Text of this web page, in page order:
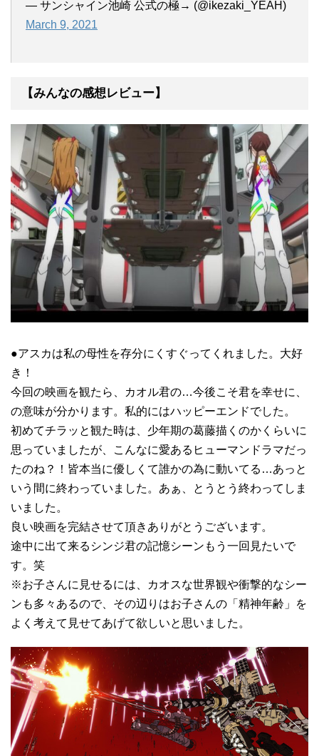
— サンシャイン池崎 公式の極→ (@ikezaki_YEAH)
March 9, 2021
【みんなの感想レビュー】
●アスカは私の母性を存分にくすぐってくれました。大好
き！
今回の映画を観たら、カオル君の…今後こそ君を幸せに、
の意味が分かります。私的にはハッピーエンドでした。
初めてチラッと観た時は、少年期の葛藤描くのかくらいに
思っていましたが、こんなに愛あるヒューマンドラマだっ
たのね？！皆本当に優しくて誰かの為に動いてる…あっと
いう間に終わっていました。あぁ、とうとう終わってしま
いました。
良い映画を完結させて頂きありがとうございます。
途中に出て来るシンジ君の記憶シーンもう一回見たいで
す。笑
※お子さんに見せるには、カオスな世界観や衝撃的なシー
ンも多々あるので、その辺りはお子さんの「精神年齢」を
よく考えて見せてあげて欲しいと思いました。